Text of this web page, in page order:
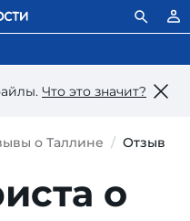
Что это значит?
о Таллине Отзыв
о